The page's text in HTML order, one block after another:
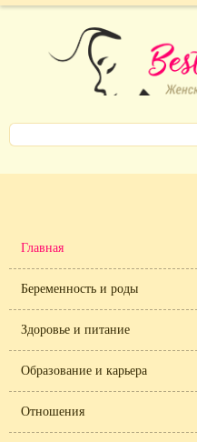
Главная
Беременность и роды
Здоровье и питание
Образование и карьера
Отношения